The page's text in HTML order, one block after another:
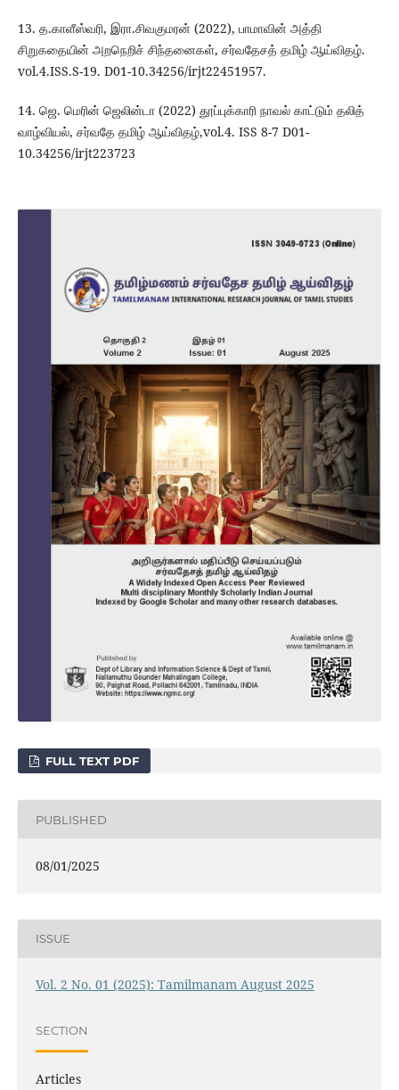
13. த.காளீஸ்வரி, இரா.சிவகுமரன் (2022), பாமாவின் அத்தி
சிறுகதையின் அறநெறிச் சிந்தனைகள், சர்வதேசத் தமிழ் ஆய்விதழ்.
vol.4.ISS.S-19. D01-10.34256/irjt22451957.
14. ஜெ. மெரின் ஜெலின்டா (2022) தூப்புக்காரி நாவல் காட்டும் தலித்
வாழ்வியல், சர்வதே தமிழ் ஆய்விதழ்,vol.4. ISS 8-7 D01-
10.34256/irjt223723
FULL TEXT PDF
PUBLISHED
08/01/2025
ISSUE
Vol. 2 No. 01 (2025): Tamilmanam August 2025
SECTION
Articles